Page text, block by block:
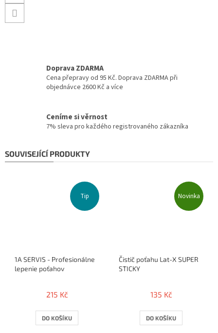
Doprava ZDARMA
Cena přepravy od 95 Kč. Doprava ZDARMA při
objednávce 2600 Kč a více
Ceníme si věrnost
7% sleva pro každého registrovaného zákazníka
SOUVISEJÍCÍ PRODUKTY
Tip
1A SERVIS - Profesionálne
lepenie poťahov
215 Kč
DO KOŠÍKU
Novinka
Čistič poťahu Lat-X SUPER
STICKY
135 Kč
DO KOŠÍKU